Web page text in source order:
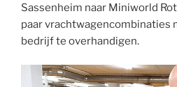
Sassenheim naar Miniworld
paar vrachtwagencombinaties
bedrijf te overhandigen.